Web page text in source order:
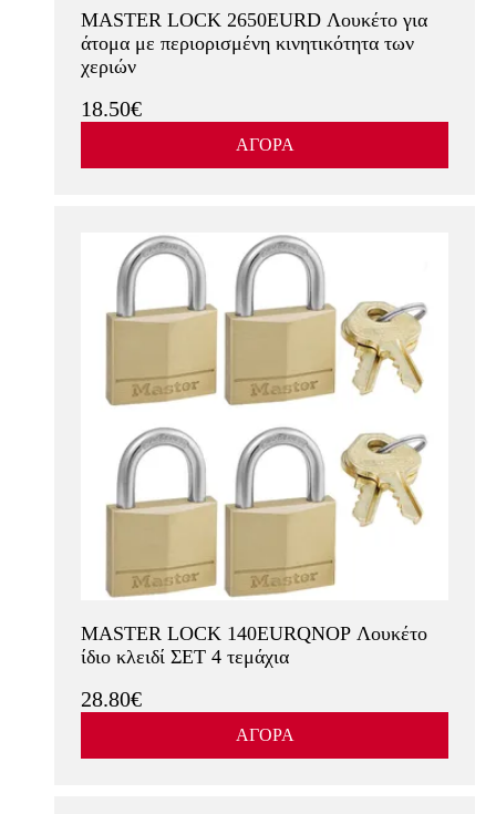
MASTER LOCK 2650EURD Λουκέτο για
άτομα με περιορισμένη κινητικότητα των
χεριών
18.50€
ΑΓΟΡΑ
MASTER LOCK 140EURQNOP Λουκέτο
ίδιο κλειδί ΣΕΤ 4 τεμάχια
28.80€
ΑΓΟΡΑ